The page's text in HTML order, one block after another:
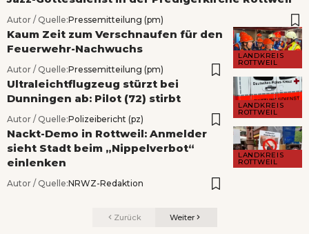
Autor / Quelle:Pressemitteilung (pm)
LANDKREIS
ROTTWEIL
Kaum Zeit zum Verschnaufen für den
Feuerwehr-Nachwuchs
Autor / Quelle:Pressemitteilung (pm)
LANDKREIS
ROTTWEIL
Ultraleichtflugzeug stürzt bei
Dunningen ab: Pilot (72) stirbt
Autor / Quelle:Polizeibericht (pz)
LANDKREIS
ROTTWEIL
Nackt-Demo in Rottweil: Anmelder
sieht Stadt beim „Nippelverbot“
einlenken
Autor / Quelle:NRWZ-Redaktion
Zurück Weiter